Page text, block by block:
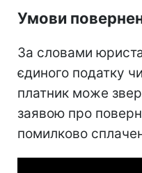
Умови
За словами
єдиного податку
платник може
заявою про
помилково